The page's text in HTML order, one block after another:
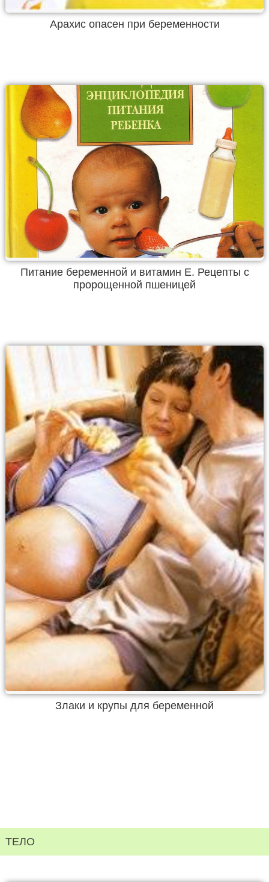
Арахис опасен при беременности
Питание беременной и витамин Е. Рецепты с
пророщенной пшеницей
Злаки и крупы для беременной
ТЕЛО